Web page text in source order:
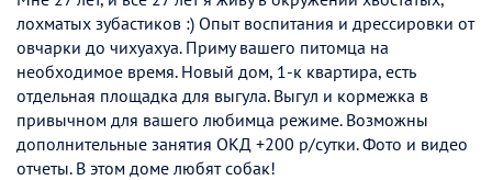
лохматых зубастиков :) Опыт воспитания и дрессировки от
овчарки до чихуахуа. Приму вашего питомца на
необходимое время. Новый дом, 1-к квартира, есть
отдельная площадка для выгула. Выгул и кормежка в
привычном для вашего любимца режиме. Возможны
дополнительные занятия ОКД +200 р/сутки. Фото и видео
отчеты. В этом доме любят собак!